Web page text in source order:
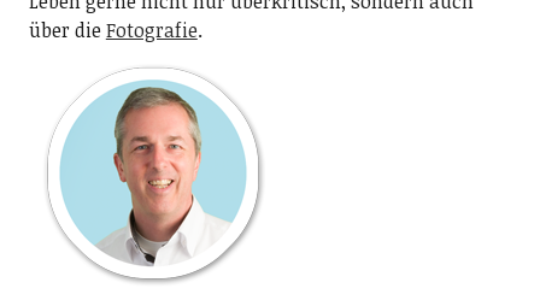
über dieFotografie.